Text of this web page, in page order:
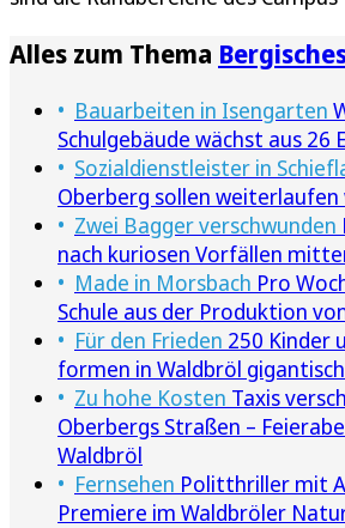
Alles zum Thema
Bauarbeiten in Isengarten
Schulgebäude wächst aus 26
Sozialdienstleister in
Oberberg sollen
Zwei Bagger verschwunden
nach kuriosen Vorfällen
Made in Morsbach Pro
Schule aus der Produktion
Für den Frieden 250 Kinder
formen in Waldbröl
Zu hohe Kosten Taxis
Oberbergs Straßen –
Waldbröl
Fernsehen Politthriller mit
Premiere im Waldbröler